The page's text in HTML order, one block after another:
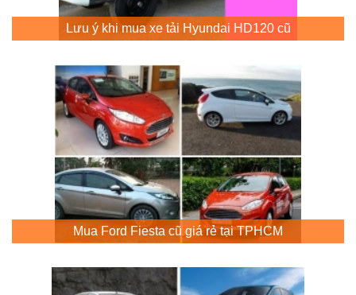
Lưu ý khi mua xe tải Hyundai HD120 cũ
Mua Ford Fiesta cũ giá rẻ tại TPHCM